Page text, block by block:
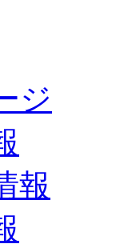
ジ
報